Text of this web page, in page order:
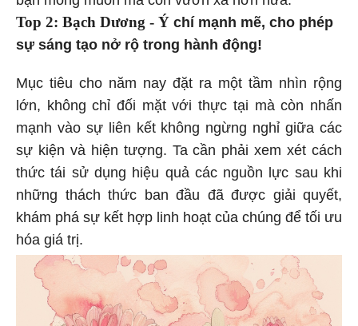
Top 2: Bạch Dương - Ý chí mạnh mẽ, cho phép
sự sáng tạo nở rộ trong hành động!
Mục tiêu cho năm nay đặt ra một tầm nhìn rộng
lớn, không chỉ đối mặt với thực tại mà còn nhấn
mạnh vào sự liên kết không ngừng nghỉ giữa các
sự kiện và hiện tượng. Ta cần phải xem xét cách
thức tái sử dụng hiệu quả các nguồn lực sau khi
những thách thức ban đầu đã được giải quyết,
khám phá sự kết hợp linh hoạt của chúng để tối ưu
hóa giá trị.